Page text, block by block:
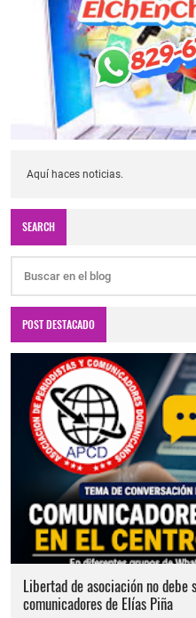
Aquí haces noticias.
SEARCH
POST DESTACADO
Libertad de asociación no
comunicadores de Elías Piña